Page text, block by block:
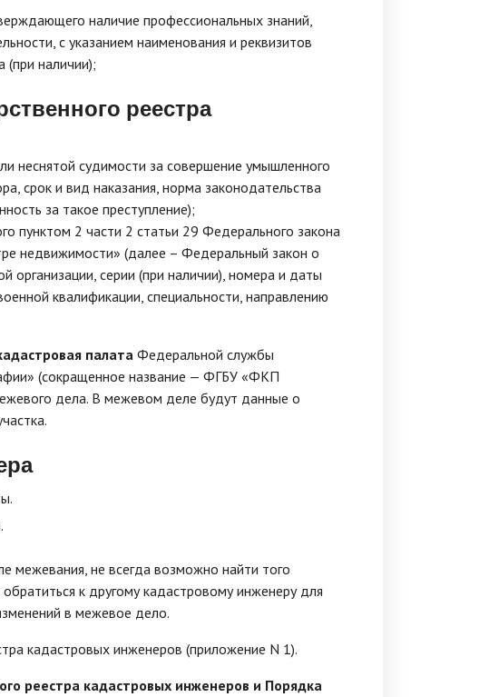
наличие профессиональных знаний,
с указанием наименования и реквизитов
наличии);
реестра
неснятой судимости за совершение умышленного
срок и вид наказания, норма законодательства
за такое преступление);
пунктом 2 части 2 статьи 29 Федерального закона
недвижимости» (далее – Федеральный закон о
организации, серии (при наличии), номера и даты
квалификации, специальности, направлению
палата Федеральной службы
(сокращенное название — ФГБУ «ФКП
дела. В межевом деле будут данные о
межевания, не всегда возможно найти того
к другому кадастровому инженеру для
в межевое дело.
кадастровых инженеров (приложение N 1).
реестра кадастровых инженеров и Порядка